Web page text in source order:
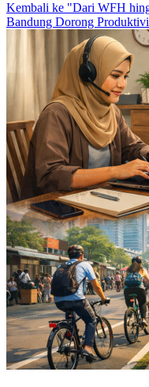
Kembali ke "Dari WFH
Bandung Dorong